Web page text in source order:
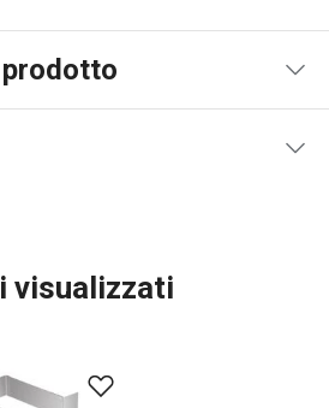
visualizzati